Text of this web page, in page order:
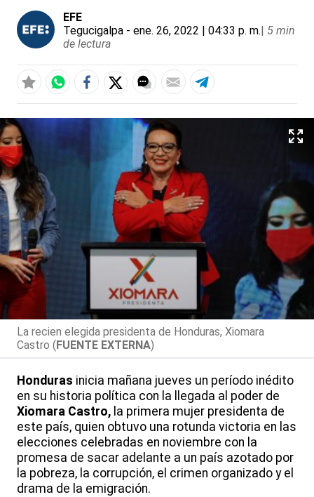
EFE
Tegucigalpa - ene. 26, 2022 | 04:33 p. m.| 5 min
de lectura
La recien elegida presidenta de Honduras, Xiomara
Castro (FUENTE EXTERNA)
Honduras inicia mañana jueves un período inédito
en su historia política con la llegada al poder de
Xiomara Castro, la primera mujer presidenta de
este país, quien obtuvo una rotunda victoria en las
elecciones celebradas en noviembre con la
promesa de sacar adelante a un país azotado por
la pobreza, la corrupción, el crimen organizado y el
drama de la emigración.